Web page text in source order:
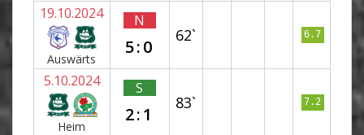
19.10.2024
Auswärts
N
5:0
62` 6.7
5.10.2024
Heim
S
2:1
83` 7.2